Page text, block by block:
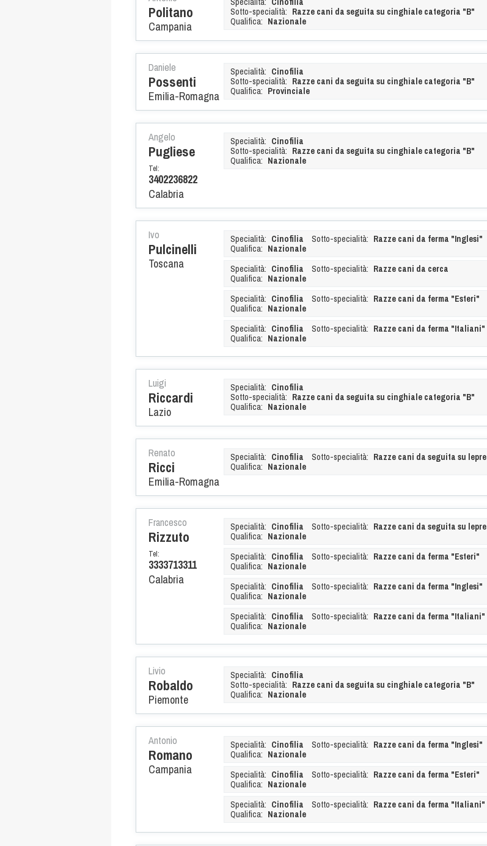
Politano
Campania
Sotto-specialità: Razze cani da seguita su cinghiale categoria "B"
Qualifica: Nazionale
Daniele
Possenti
Emilia-Romagna
Specialità: Cinofilia
Sotto-specialità: Razze cani da seguita su cinghiale categoria "B"
Qualifica: Provinciale
Angelo
Pugliese
Tel:
3402236822
Calabria
Specialità: Cinofilia
Sotto-specialità: Razze cani da seguita su cinghiale categoria "B"
Qualifica: Nazionale
Ivo
Pulcinelli
Toscana
Specialità: Cinofilia Sotto-specialità: Razze cani da ferma "Inglesi"
Qualifica: Nazionale
Specialità: Cinofilia Sotto-specialità: Razze cani da cerca
Qualifica: Nazionale
Specialità: Cinofilia Sotto-specialità: Razze cani da ferma "Esteri"
Qualifica: Nazionale
Specialità: Cinofilia Sotto-specialità: Razze cani da ferma "Italiani"
Qualifica: Nazionale
Luigi
Riccardi
Lazio
Specialità: Cinofilia
Sotto-specialità: Razze cani da seguita su cinghiale categoria "B"
Qualifica: Nazionale
Renato
Ricci
Emilia-Romagna
Specialità: Cinofilia Sotto-specialità: Razze cani da seguita su lepre
Qualifica: Nazionale
Francesco
Rizzuto
Tel:
3333713311
Calabria
Specialità: Cinofilia Sotto-specialità: Razze cani da seguita su lepre
Qualifica: Nazionale
Specialità: Cinofilia Sotto-specialità: Razze cani da ferma "Esteri"
Qualifica: Nazionale
Specialità: Cinofilia Sotto-specialità: Razze cani da ferma "Inglesi"
Qualifica: Nazionale
Specialità: Cinofilia Sotto-specialità: Razze cani da ferma "Italiani"
Qualifica: Nazionale
Livio
Robaldo
Piemonte
Specialità: Cinofilia
Sotto-specialità: Razze cani da seguita su cinghiale categoria "B"
Qualifica: Nazionale
Antonio
Romano
Campania
Specialità: Cinofilia Sotto-specialità: Razze cani da ferma "Inglesi"
Qualifica: Nazionale
Specialità: Cinofilia Sotto-specialità: Razze cani da ferma "Esteri"
Qualifica: Nazionale
Specialità: Cinofilia Sotto-specialità: Razze cani da ferma "Italiani"
Qualifica: Nazionale